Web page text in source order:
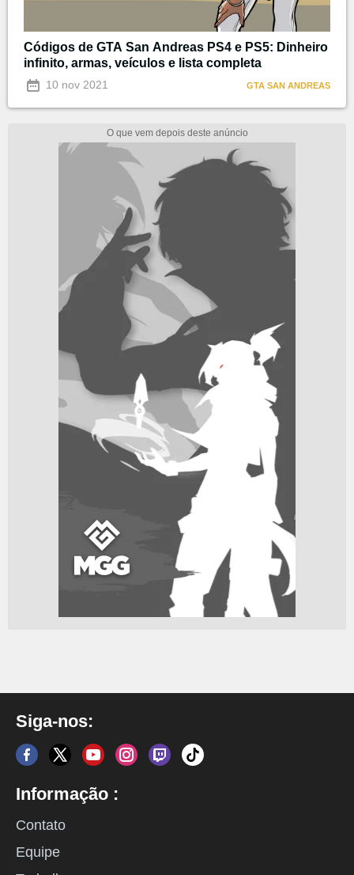
Códigos de GTA San Andreas PS4 e PS5: Dinheiro
infinito, armas, veículos e lista completa
10 nov 2021 GTA SAN ANDREAS
Siga-nos:
Informação :
Contato
Equipe